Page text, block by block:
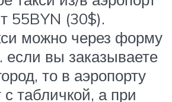
55BYN (30$).
можно через форму
если вы заказываете
то в аэропорту
с табличкой, а при